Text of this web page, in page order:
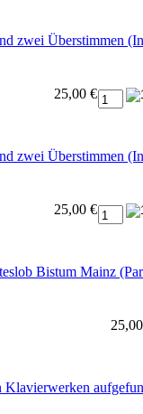
zwei Überstimmen
25,00 €
zwei Überstimmen
25,00 €
Bistum Mainz
Klavierwerken